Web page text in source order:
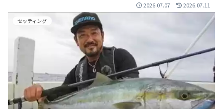
2026.07.07 2026.07.11
セッティング